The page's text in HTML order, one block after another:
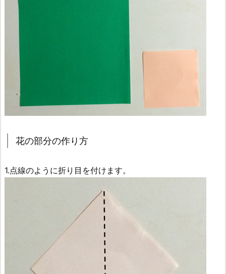
花の部分の作り方
1.点線のように折り目を付けます。